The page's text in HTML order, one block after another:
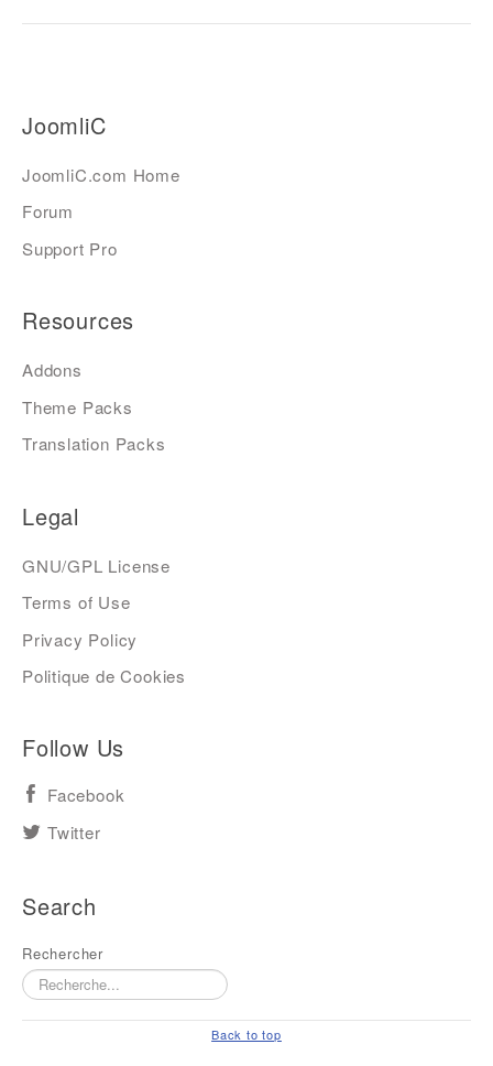
JoomliC
JoomliC.com Home
Forum
Support Pro
Resources
Addons
Theme Packs
Translation Packs
Legal
GNU/GPL License
Terms of Use
Privacy Policy
Politique de Cookies
Follow Us
Facebook
Twitter
Search
Rechercher
Back to top